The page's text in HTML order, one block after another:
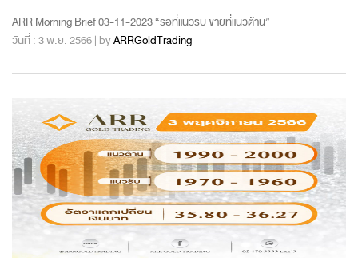
ARR Morning Brief 03-11-2023 “รอที่แนวรับ ขายที่แนวต้าน”
วันที่ : 3 พ.ย. 2566 | byARRGoldTrading